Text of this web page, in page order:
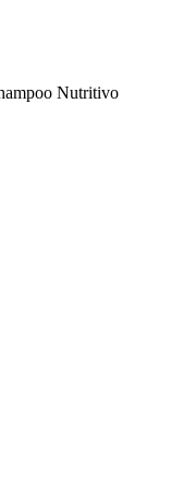
Nutritivo